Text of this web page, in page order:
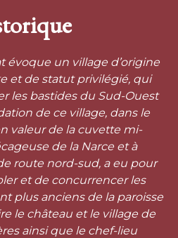
évoque un village d’origine
et de statut privilégié, qui
les bastides du Sud-Ouest
de ce village, dans le
valeur de la cuvette mi-
de la Narce et à
route nord-sud, a eu pour
et de concurrencer les
plus anciens de la paroisse
le château et le village de
ainsi que le chef-lieu